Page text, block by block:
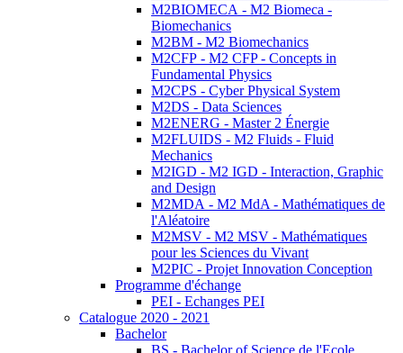
M2BIOMECA - M2 Biomeca -
Biomechanics
M2BM - M2 Biomechanics
M2CFP - M2 CFP - Concepts in
Fundamental Physics
M2CPS - Cyber Physical System
M2DS - Data Sciences
M2ENERG - Master 2 Énergie
M2FLUIDS - M2 Fluids - Fluid
Mechanics
M2IGD - M2 IGD - Interaction, Graphic
and Design
M2MDA - M2 MdA - Mathématiques de
l'Aléatoire
M2MSV - M2 MSV - Mathématiques
pour les Sciences du Vivant
M2PIC - Projet Innovation Conception
Programme d'échange
PEI - Echanges PEI
Catalogue 2020 - 2021
Bachelor
BS - Bachelor of Science de l'Ecole